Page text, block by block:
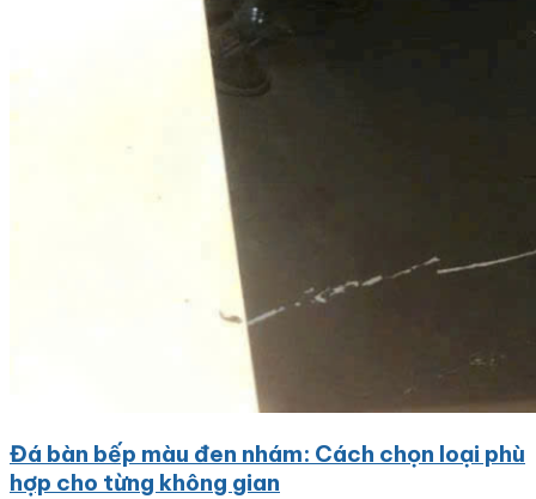
Đá bàn bếp màu đen nhám: Cách chọn loại phù
hợp cho từng không gian